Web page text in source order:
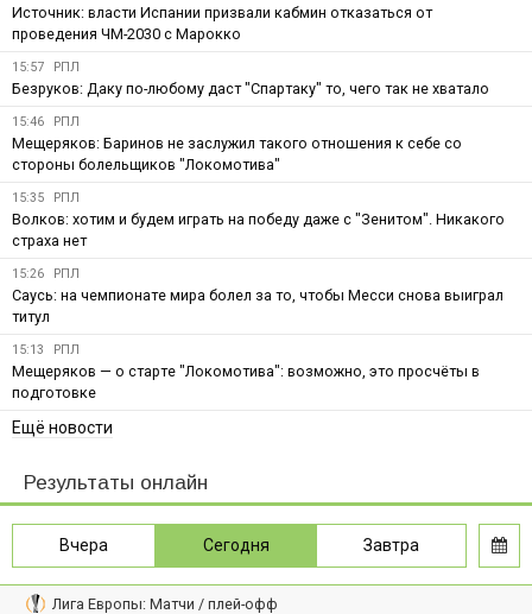
Источник: власти Испании призвали кабмин отказаться от
проведения ЧМ-2030 с Марокко
15:57 РПЛ
Безруков: Даку по-любому даст "Спартаку" то, чего так не хватало
15:46 РПЛ
Мещеряков: Баринов не заслужил такого отношения к себе со
стороны болельщиков "Локомотива"
15:35 РПЛ
Волков: хотим и будем играть на победу даже с "Зенитом". Никакого
страха нет
15:26 РПЛ
Саусь: на чемпионате мира болел за то, чтобы Месси снова выиграл
титул
15:13 РПЛ
Мещеряков — о старте "Локомотива": возможно, это просчёты в
подготовке
Ещё новости
Результаты онлайн
Вчера Сегодня Завтра
Лига Европы: Матчи / плей-офф